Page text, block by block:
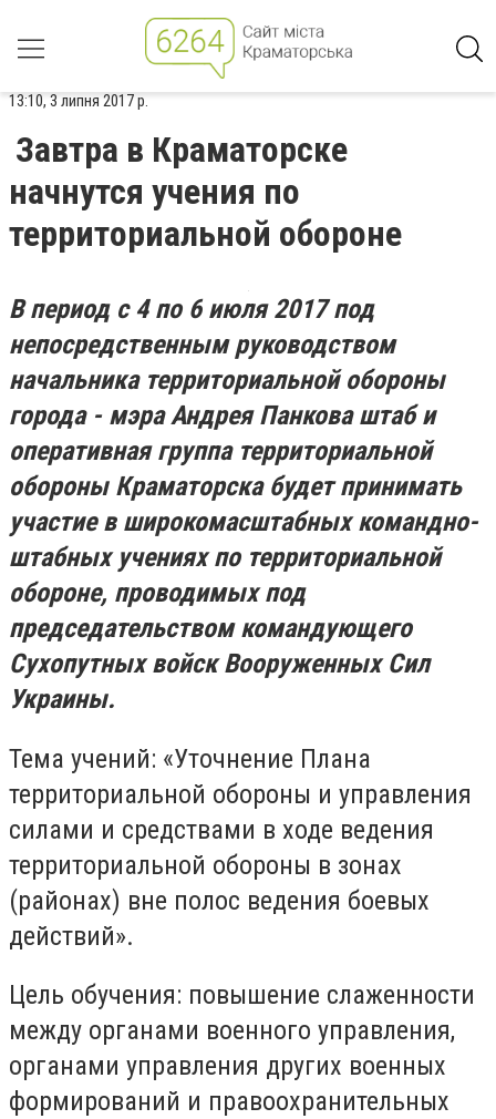
13:10, 3 липня 2017 р.
Завтра в Краматорске
начнутся учения по
территориальной обороне
В период с 4 по 6 июля 2017 под
непосредственным руководством
начальника территориальной обороны
города - мэра Андрея Панкова штаб и
оперативная группа территориальной
обороны Краматорска будет принимать
участие в широкомасштабных командно-
штабных учениях по территориальной
обороне, проводимых под
председательством командующего
Сухопутных войск Вооруженных Сил
Украины.
Тема учений: «Уточнение Плана
территориальной обороны и управления
силами и средствами в ходе ведения
территориальной обороны в зонах
(районах) вне полос ведения боевых
действий».
Цель обучения: повышение слаженности
между органами военного управления,
органами управления других военных
формирований и правоохранительных